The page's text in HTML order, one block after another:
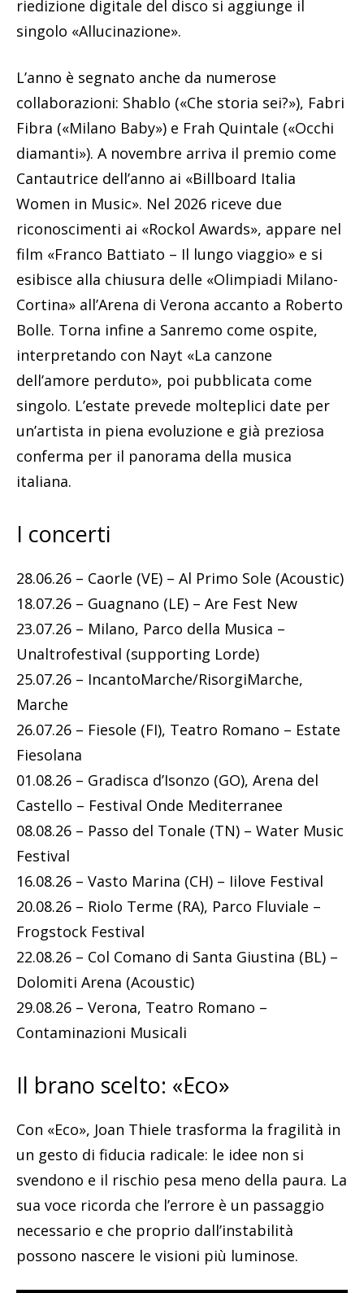
riedizione digitale del disco si aggiunge il
singolo «Allucinazione».
L’anno è segnato anche da numerose
collaborazioni: Shablo («Che storia sei?»), Fabri
Fibra («Milano Baby») e Frah Quintale («Occhi
diamanti»). A novembre arriva il premio come
Cantautrice dell’anno ai «Billboard Italia
Women in Music». Nel 2026 riceve due
riconoscimenti ai «Rockol Awards», appare nel
film «Franco Battiato – Il lungo viaggio» e si
esibisce alla chiusura delle «Olimpiadi Milano-
Cortina» all’Arena di Verona accanto a Roberto
Bolle. Torna infine a Sanremo come ospite,
interpretando con Nayt «La canzone
dell’amore perduto», poi pubblicata come
singolo. L’estate prevede molteplici date per
un’artista in piena evoluzione e già preziosa
conferma per il panorama della musica
italiana.
I concerti
28.06.26 – Caorle (VE) – Al Primo Sole (Acoustic)
18.07.26 – Guagnano (LE) – Are Fest New
23.07.26 – Milano, Parco della Musica –
Unaltrofestival (supporting Lorde)
25.07.26 – IncantoMarche/RisorgiMarche,
Marche
26.07.26 – Fiesole (FI), Teatro Romano – Estate
Fiesolana
01.08.26 – Gradisca d’Isonzo (GO), Arena del
Castello – Festival Onde Mediterranee
08.08.26 – Passo del Tonale (TN) – Water Music
Festival
16.08.26 – Vasto Marina (CH) – Iilove Festival
20.08.26 – Riolo Terme (RA), Parco Fluviale –
Frogstock Festival
22.08.26 – Col Comano di Santa Giustina (BL) –
Dolomiti Arena (Acoustic)
29.08.26 – Verona, Teatro Romano –
Contaminazioni Musicali
Il brano scelto: «Eco»
Con «Eco», Joan Thiele trasforma la fragilità in
un gesto di fiducia radicale: le idee non si
svendono e il rischio pesa meno della paura. La
sua voce ricorda che l’errore è un passaggio
necessario e che proprio dall’instabilità
possono nascere le visioni più luminose.